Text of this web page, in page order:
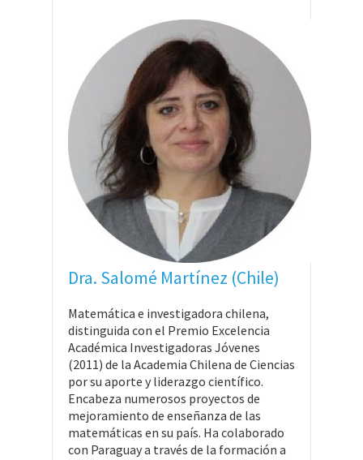
Dra. Salomé Martínez (Chile)
Matemática e investigadora chilena,
distinguida con el Premio Excelencia
Académica Investigadoras Jóvenes
(2011) de la Academia Chilena de Ciencias
por su aporte y liderazgo científico.
Encabeza numerosos proyectos de
mejoramiento de enseñanza de las
matemáticas en su país. Ha colaborado
con Paraguay a través de la formación a